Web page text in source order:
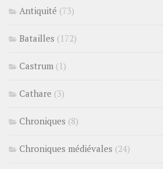
Antiquité (73)
Batailles (172)
Castrum (1)
Cathare (3)
Chroniques (8)
Chroniques médiévales (24)